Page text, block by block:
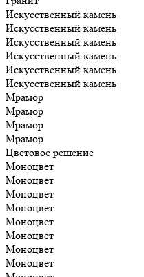
Искусственный камень
Искусственный камень
Искусственный камень
Искусственный камень
Искусственный камень
Искусственный камень
Мрамор
Мрамор
Мрамор
Мрамор
Цветовое решение
Моноцвет
Моноцвет
Моноцвет
Моноцвет
Моноцвет
Моноцвет
Моноцвет
Моноцвет